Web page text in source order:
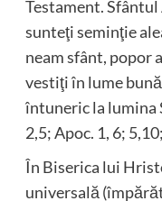
Testament.
sunteţi seminţie
neam sfânt, popor
vestiţi în lume
întuneric la lumina
2,5; Apoc. 1, 6;
În Biserica lui
universală